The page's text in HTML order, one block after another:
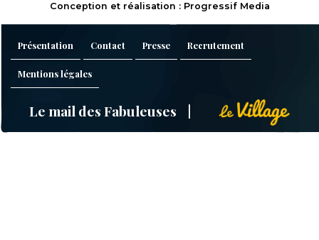
Conception et réalisation : Progressif Media
Présentation Contact Presse Recrutement
Mentions légales
Le mail des Fabuleuses